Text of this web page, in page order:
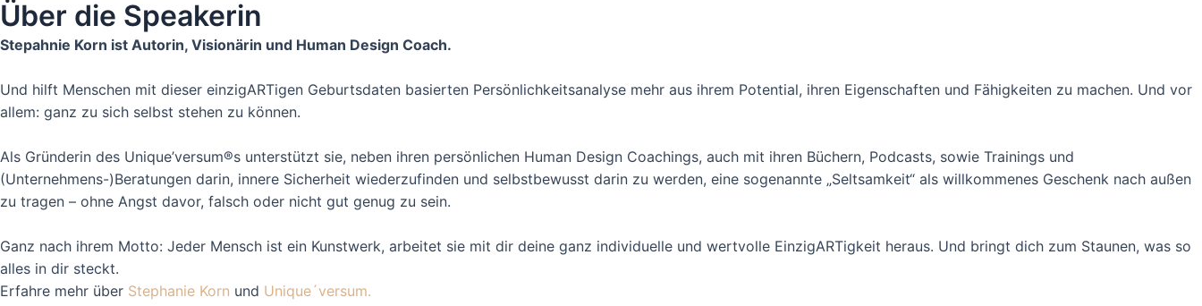
Über die Speakerin
Stepahnie Korn ist Autorin, Visionärin und Human Design Coach.
Und hilft Menschen mit dieser einzigARTigen Geburtsdaten basierten Persönlichkeitsanalyse mehr aus ihrem Potential, ihren Eigenschaften und Fähigkeiten zu machen. Und vor
allem: ganz zu sich selbst stehen zu können.
Als Gründerin des Unique’versum®s unterstützt sie, neben ihren persönlichen Human Design Coachings, auch mit ihren Büchern, Podcasts, sowie Trainings und
(Unternehmens-)Beratungen darin, innere Sicherheit wiederzufinden und selbstbewusst darin zu werden, eine sogenannte „Seltsamkeit“ als willkommenes Geschenk nach außen
zu tragen – ohne Angst davor, falsch oder nicht gut genug zu sein.
Ganz nach ihrem Motto: Jeder Mensch ist ein Kunstwerk, arbeitet sie mit dir deine ganz individuelle und wertvolle EinzigARTigkeit heraus. Und bringt dich zum Staunen, was so
alles in dir steckt.
Erfahre mehr über Stephanie Korn und Unique´versum.